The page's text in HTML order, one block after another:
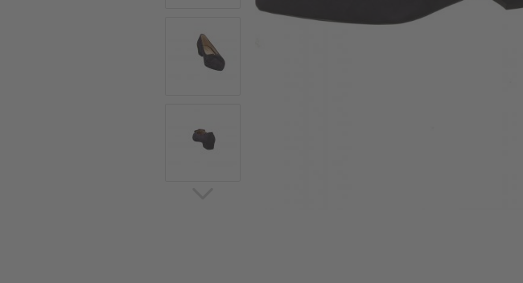
Jagdschuhe
Gummistiefel
Zwiegenähte Jagdschuhe
Sandalen Komfort
Slipper Komfort